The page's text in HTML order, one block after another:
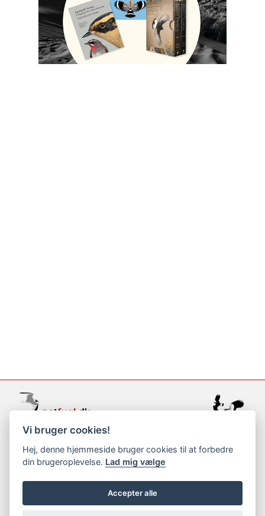
support@netfugl.dk
copyright © 2002-2023
Vi bruger cookies!
Hej, denne hjemmeside bruger cookies til at forbedre
din brugeroplevelse. Lad mig vælge
Accepter alle